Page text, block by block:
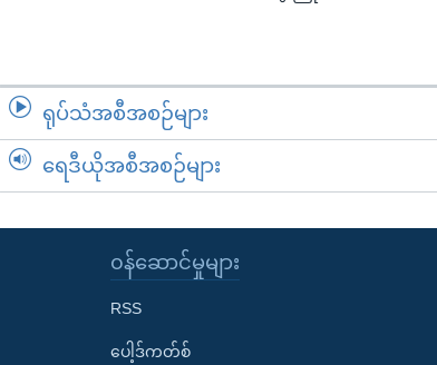
ရုပ်သံအစီအစဉ်များ
ရေဒီယိုအစီအစဉ်များ
၀န်ဆောင်မှုများ
RSS
ပေါ့ဒ်ကတ်စ်